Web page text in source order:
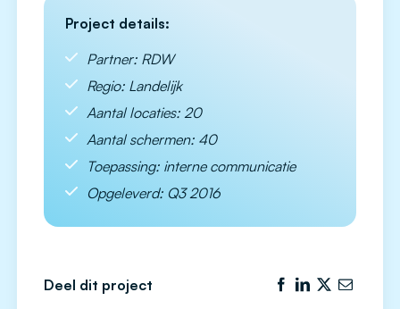
Project details:
Partner: RDW
Regio: Landelijk
Aantal locaties: 20
Aantal schermen: 40
Toepassing: interne communicatie
Opgeleverd: Q3 2016
Deel dit project